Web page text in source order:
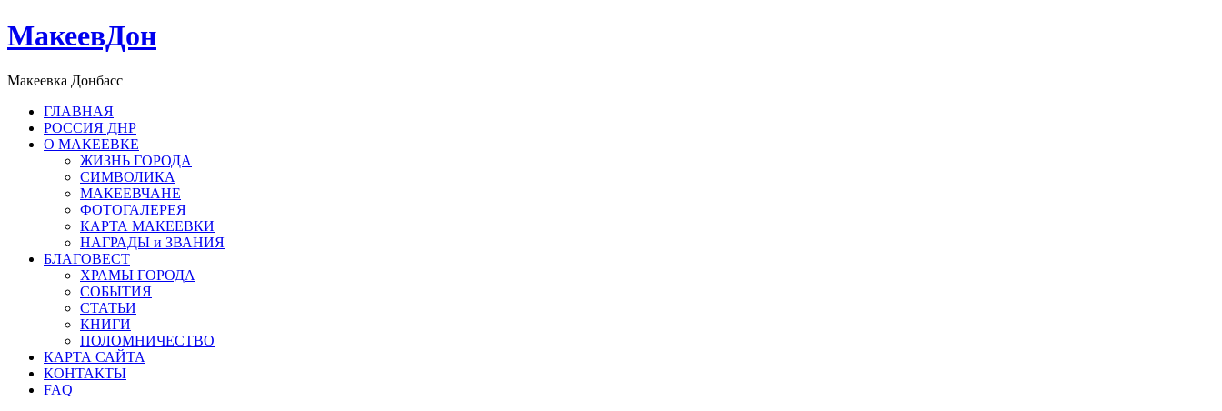
МакеевДон
Макеевка Донбасс
ГЛАВНАЯ
РОССИЯ ДНР
О МАКЕЕВКЕ
ЖИЗНЬ ГОРОДА
СИМВОЛИКА
МАКЕЕВЧАНЕ
ФОТОГАЛЕРЕЯ
КАРТА МАКЕЕВКИ
НАГРАДЫ и ЗВАНИЯ
БЛАГОВЕСТ
ХРАМЫ ГОРОДА
СОБЫТИЯ
СТАТЬИ
КНИГИ
ПОЛОМНИЧЕСТВО
КАРТА САЙТА
КОНТАКТЫ
FAQ